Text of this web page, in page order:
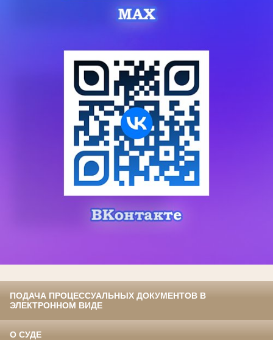
ПОДАЧА ПРОЦЕССУАЛЬНЫХ ДОКУМЕНТОВ В
ЭЛЕКТРОННОМ ВИДЕ
О СУДЕ